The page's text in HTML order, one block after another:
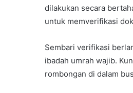
dilakukan secara
untuk memverifikasi
Sembari verifikasi
ibadah umrah wajib.
rombongan di dalam